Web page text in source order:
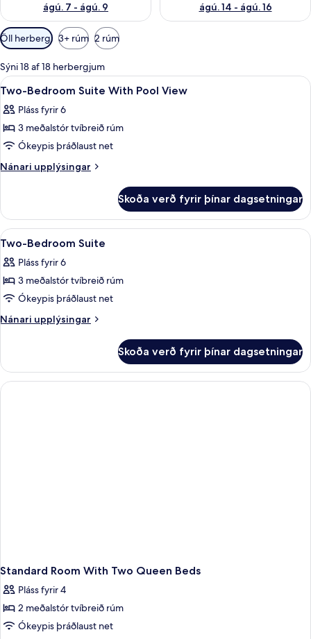
ágú. 7 - ágú. 9
ágú. 14 - ágú. 16
Síur
í
boði
fyrir
herbergi
Öll herbergi 3+ rúm 2 rúm
Sýni 18 af 18 herbergjum
Skoða
allar
myndir
fyrir
Two-
Bedroom
Pool
View
Öryggishólf í herbergi, skrifborð,
2
Two-Bedroom Suite With Pool View
Pláss fyrir 6
3 meðalstór tvíbreið rúm
Ókeypis þráðlaust net
Nánari upplýsingar
Nánari
Bedroom
Suite
With
View
Skoða verð fyrir þínar dagsetningar
Skoða
allar
myndir
fyrir
Two-
Bedroom
Öryggishólf í herbergi, skrifborð,
2
Two-Bedroom Suite
Pláss fyrir 6
3 meðalstór tvíbreið rúm
Ókeypis þráðlaust net
Nánari upplýsingar
Nánari
Bedroom
Suite
Skoða verð fyrir þínar dagsetningar
Standard Room With Two Queen Beds
Pláss fyrir 4
2 meðalstór tvíbreið rúm
Ókeypis þráðlaust net